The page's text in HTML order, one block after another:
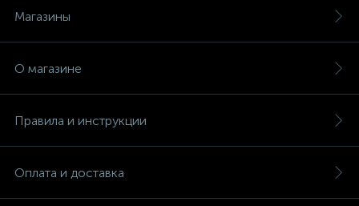
Магазины
О магазине
Правила и инструкции
Оплата и доставка